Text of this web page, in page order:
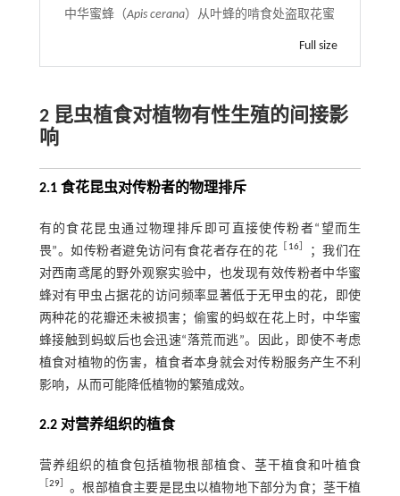
中华蜜蜂（Apis cerana）从叶蜂的啃食处盗取花蜜
Full size
2 昆虫植食对植物有性生殖的间接影
响
2.1 食花昆虫对传粉者的物理排斥
有的食花昆虫通过物理排斥即可直接使传粉者“望而生
畏”。如传粉者避免访问有食花者存在的花 ［ 16］
；我们在
对西南鸢尾的野外观察实验中，也发现有效传粉者中华蜜
蜂对有甲虫占据花的访问频率显著低于无甲虫的花，即使
两种花的花瓣还未被损害；偷蜜的蚂蚁在花上时，中华蜜
蜂接触到蚂蚁后也会迅速“落荒而逃”。因此，即使不考虑
植食对植物的伤害，植食者本身就会对传粉服务产生不利
影响，从而可能降低植物的繁殖成效。
2.2 对营养组织的植食
营养组织的植食包括植物根部植食、茎干植食和叶植食
［29］ 。根部植食主要是昆虫以植物地下部分为食；茎干植